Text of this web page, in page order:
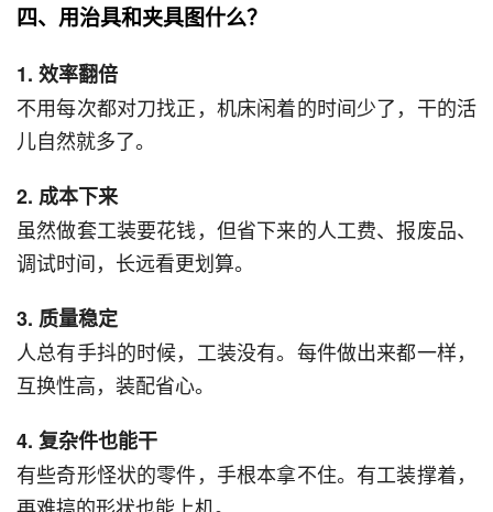
四、用治具和夹具图什么？
1. 效率翻倍
不用每次都对刀找正，机床闲着的时间少了，干的活
儿自然就多了。
2. 成本下来
虽然做套工装要花钱，但省下来的人工费、报废品、
调试时间，长远看更划算。
3. 质量稳定
人总有手抖的时候，工装没有。每件做出来都一样，
互换性高，装配省心。
4. 复杂件也能干
有些奇形怪状的零件，手根本拿不住。有工装撑着，
再难搞的形状也能上机。